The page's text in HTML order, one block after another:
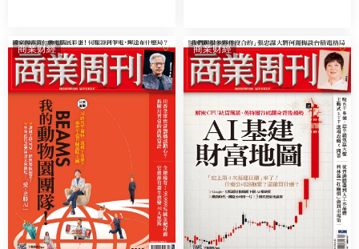
商業财經 商業财經